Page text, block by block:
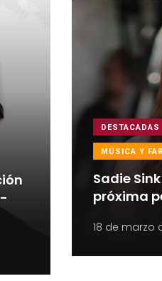
DESTACADAS
MÚSICA Y
Sadie
próxima
18 de marzo